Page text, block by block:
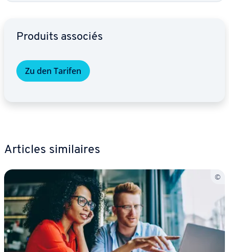
Produits associés
Zu den Tarifen
Articles si­mi­laires